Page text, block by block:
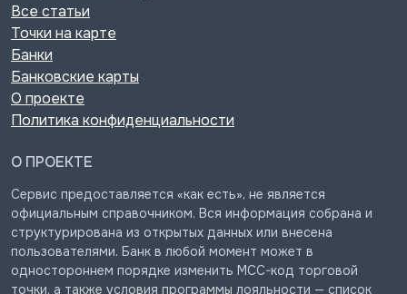
Все статьи
Точки на карте
Банки
Банковские карты
О проекте
Политика конфиденциальности
О ПРОЕКТЕ
Сервис предоставляется «как есть», не является
официальным справочником. Вся информация собрана и
структурирована из открытых данных или внесена
пользователями. Банк в любой момент может в
одностороннем порядке изменить MCC-код торговой
точки, а также условия программы лояльности — список